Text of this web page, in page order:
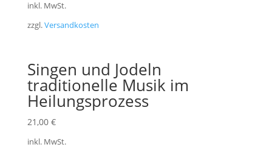
inkl. MwSt.
zzgl.Versandkosten
Singen und Jodeln
traditionelle Musik im
Heilungsprozess
21,00 €
inkl. MwSt.